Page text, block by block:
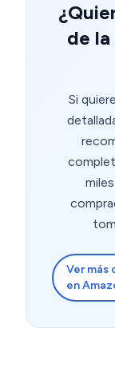
de
Si
Ver más
en